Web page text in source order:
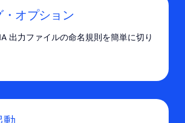
オプション
出力ファイルの命名規則を簡単に切り